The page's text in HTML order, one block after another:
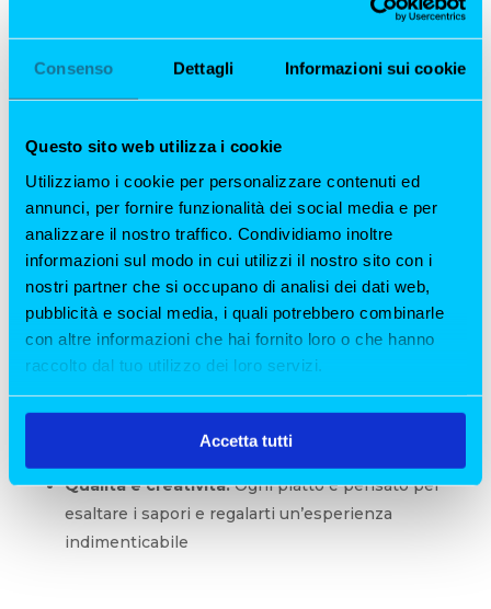
Consenso Dettagli Informazioni sui cookie
Questo sito web utilizza i cookie
Utilizziamo i cookie per personalizzare contenuti ed
annunci, per fornire funzionalità dei social media e per
analizzare il nostro traffico. Condividiamo inoltre
informazioni sul modo in cui utilizzi il nostro sito con i
nostri partner che si occupano di analisi dei dati web,
pubblicità e social media, i quali potrebbero combinarle
con altre informazioni che hai fornito loro o che hanno
raccolto dal tuo utilizzo dei loro servizi.
Accetta tutti
Perché Scegliere All’Origine ?
Unico nel suo genere:La frollatura di pesce è
una tecnica esclusiva che rende ogni piatto
una sorpresa.
Qualità e creatività:Ogni piatto è pensato per
esaltare i sapori e regalarti un’esperienza
indimenticabile